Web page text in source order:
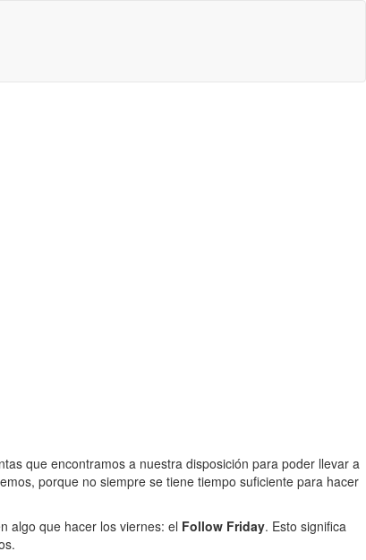
que encontramos a nuestra disposición para poder llevar a
porque no siempre se tiene tiempo suficiente para hacer
algo que hacer los viernes: el Follow Friday. Esto significa